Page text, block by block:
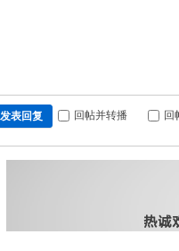
发表回复 回帖并转播 回